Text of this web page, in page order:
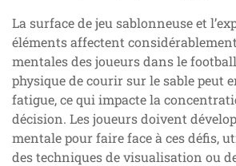
La surface de jeu sablonneuse et
éléments affectent
mentales des joueurs dans le
physique de courir sur le sable peut
fatigue, ce qui impacte la
décision. Les joueurs doivent
mentale pour faire face à ces défis,
des techniques de visualisation ou